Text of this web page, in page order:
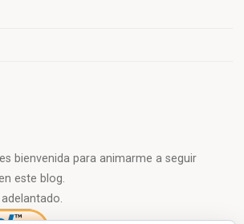
bienvenida para animarme a seguir
este blog.